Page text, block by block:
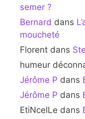
semer ?
Bernard dans
moucheté
Florent dans
humeur
Jérôme P dans
Jérôme P dans
EtiNcelLe dans